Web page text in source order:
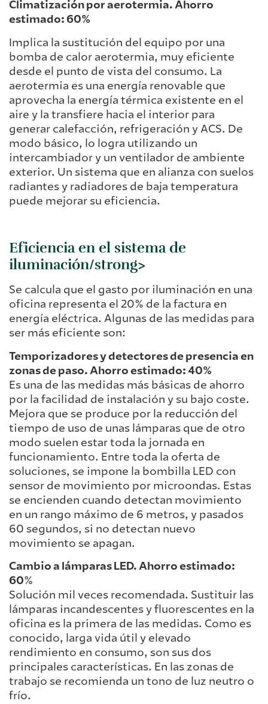
Climatización por aerotermia. Ahorro
estimado: 60%
Implica la sustitución del equipo por una
bomba de calor aerotermia, muy eficiente
desde el punto de vista del consumo. La
aerotermia es una energía renovable que
aprovecha la energía térmica existente en el
aire y la transfiere hacia el interior para
generar calefacción, refrigeración y ACS. De
modo básico, lo logra utilizando un
intercambiador y un ventilador de ambiente
exterior. Un sistema que en alianza con suelos
radiantes y radiadores de baja temperatura
puede mejorar su eficiencia.
Eficiencia en el sistema de
iluminación/strong>
Se calcula que el gasto por iluminación en una
oficina representa el 20% de la factura en
energía eléctrica. Algunas de las medidas para
ser más eficiente son:
Temporizadores y detectores de presencia en
zonas de paso. Ahorro estimado: 40%
Es una de las medidas más básicas de ahorro
por la facilidad de instalación y su bajo coste.
Mejora que se produce por la reducción del
tiempo de uso de unas lámparas que de otro
modo suelen estar toda la jornada en
funcionamiento. Entre toda la oferta de
soluciones, se impone la bombilla LED con
sensor de movimiento por microondas. Estas
se encienden cuando detectan movimiento
en un rango máximo de 6 metros, y pasados
60 segundos, si no detectan nuevo
movimiento se apagan.
Cambio a lámparas LED. Ahorro estimado:
60%
Solución mil veces recomendada. Sustituir las
lámparas incandescentes y fluorescentes en la
oficina es la primera de las medidas. Como es
conocido, larga vida útil y elevado
rendimiento en consumo, son sus dos
principales características. En las zonas de
trabajo se recomienda un tono de luz neutro o
frío.